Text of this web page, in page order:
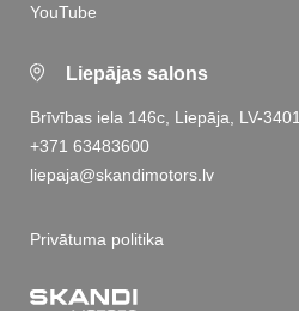
YouTube
Liepājas salons
Brīvības iela 146c, Liepāja, LV-3401
+371 63483600
liepaja@skandimotors.lv
Privātuma politika